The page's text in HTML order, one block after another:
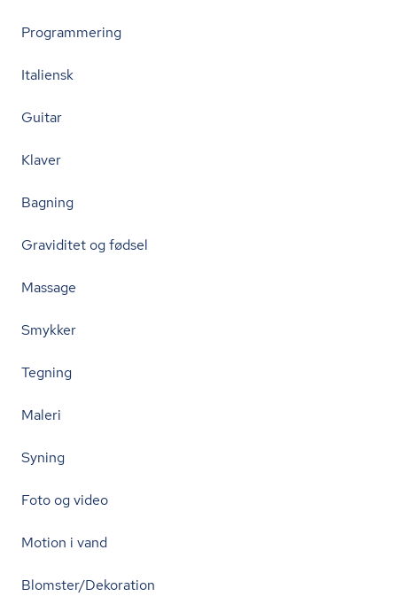
Programmering
Italiensk
Guitar
Klaver
Bagning
Graviditet og fødsel
Massage
Smykker
Tegning
Maleri
Syning
Foto og video
Motion i vand
Blomster/Dekoration